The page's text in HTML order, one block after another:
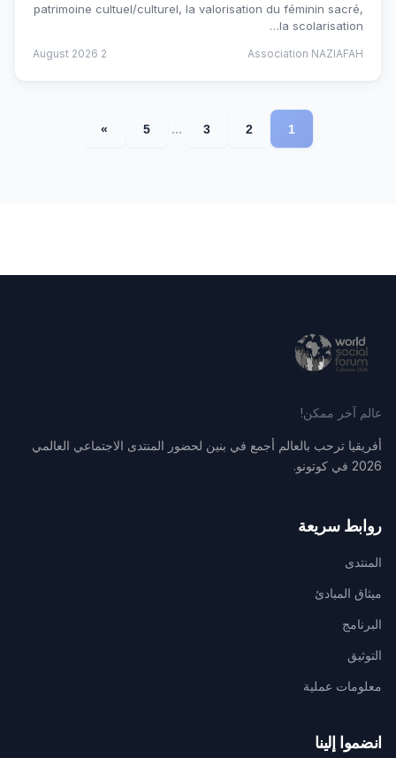
patrimoine cultuel/culturel, la valorisation du féminin sacré,
la scolarisation…
Association NAZIAFAH
2 August 2026
1
2
3
...
5
»
عالم آخر ممكن!
أفريقيا ترحب بالعالم أجمع في بنين لحضور المنتدى الاجتماعي العالمي
2026 في كوتونو.
روابط سريعة
المنتدى
ميثاق المبادئ
البرنامج
التوثيق
معلومات عملية
انضموا إلينا